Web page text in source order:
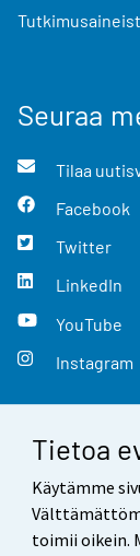
Tietoa
Käytämme
toimii oikein.
Seuraa
Tilaa
Facebook
Twitter
LinkedIn
YouTube
Instagram
Yhteystiedot
Palaute
Käyttöehdot